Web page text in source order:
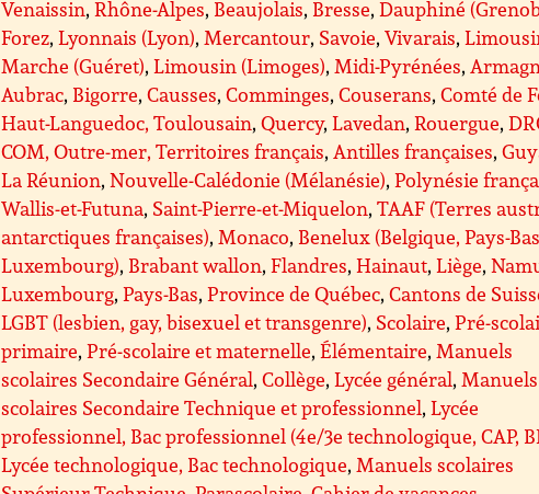
Venaissin,Rhône-Alpes, Beaujolais, Bresse,Dauphiné
Forez,Lyonnais (Lyon), Mercantour, Savoie,Vivarais,
Marche (Guéret),Limousin (Limoges), Midi-Pyrénées,
Aubrac, Bigorre,Causses,Comminges,Couserans,Comté de
Haut-Languedoc, Toulousain,Quercy,Lavedan,Rouergue,
COM, Outre-mer, Territoires français, Antilles françaises,
La Réunion,Nouvelle-Calédonie (Mélanésie),Polynésie
Wallis-et-Futuna, Saint-Pierre-et-Miquelon,TAAF (Terres
antarctiques françaises), Monaco, Benelux (Belgique, Pays-
Luxembourg), Brabant wallon,Flandres,Hainaut,Liège,
Luxembourg,Pays-Bas,Province de Québec,Cantons de
LGBT (lesbien, gay, bisexuel et transgenre), Scolaire,Pré-
primaire,Pré-scolaire et maternelle,Élémentaire, Manuels
scolaires Secondaire Général,Collège,Lycée général, Manuels
scolaires Secondaire Technique et professionnel,Lycée
professionnel, Bac professionnel (4e/3e technologique, CAP,
Lycée technologique, Bac technologique, Manuels scolaires